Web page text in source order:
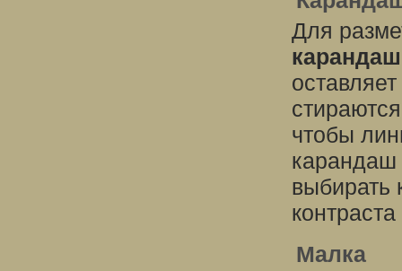
Для
карандаш
чтобы
карандаш
Малка